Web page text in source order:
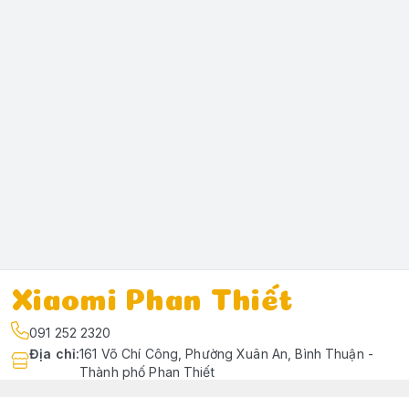
Xiaomi Phan Thiết
091 252 2320
Địa chỉ:161 Võ Chí Công, Phường Xuân An, Bình Thuận -
Thành phố Phan Thiết